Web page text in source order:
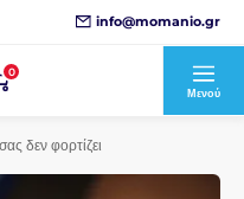
info@momanio.gr
0
Μενού
δεν φορτίζει